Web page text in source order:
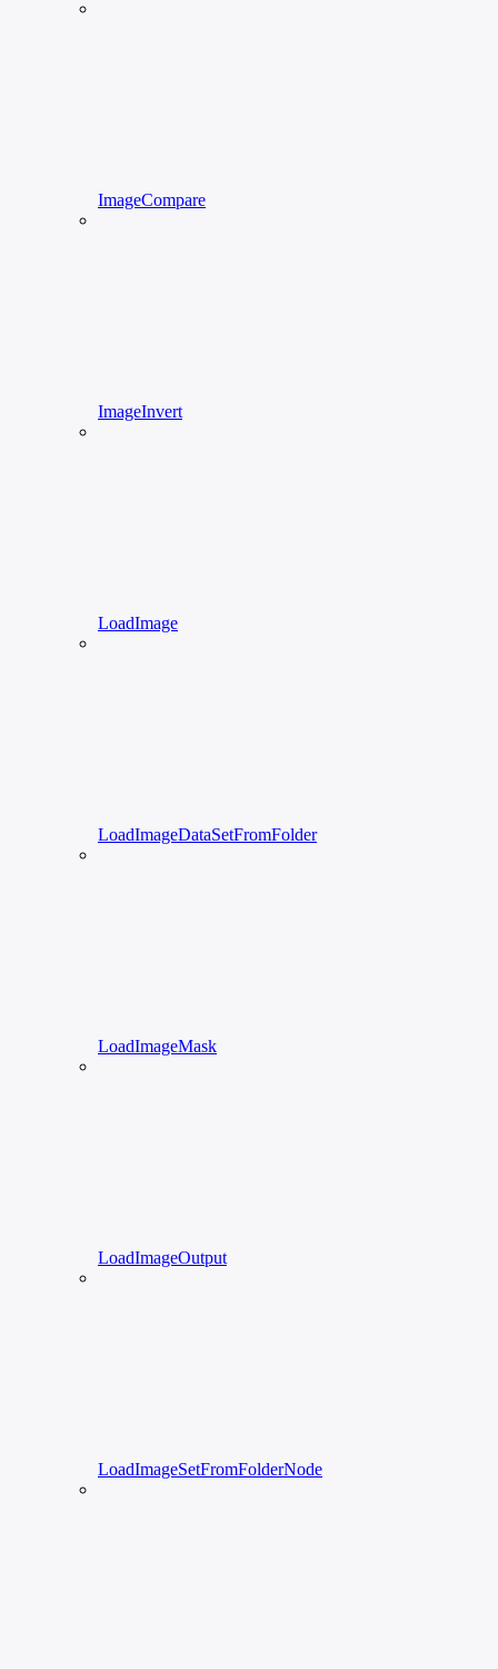
ImageCompare
ImageInvert
LoadImage
LoadImageDataSetFromFolder
LoadImageMask
LoadImageOutput
LoadImageSetFromFolderNode